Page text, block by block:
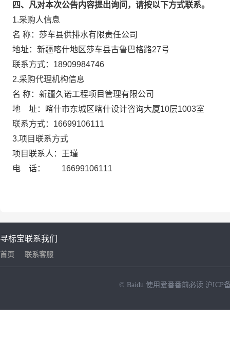
四、凡对本次公告内容提出询问，请按以下方式联系。
1.采购人信息
名 称：莎车县供排水有限责任公司
地址：新疆喀什地区莎车县古鲁巴格路27
联系方式：18909984746
2.采购代理机构信息
名 称：新疆久诺工程项目管理有限
地 址：喀什市东城区喀什设计咨询大
联系方式：16699106111
3.项目联系方式
项目联系人：王瑾
电 话： 16699106111
寻标宝
首页
联系我们
联系客服
© Baidu 使用爱番番前必读 沪ICP